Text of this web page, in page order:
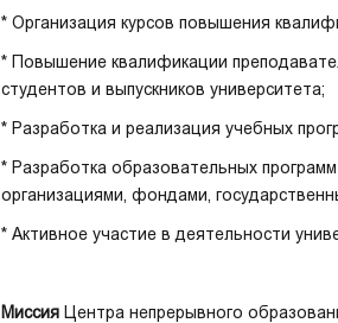
* Организация курсов повышения
* Повышение квалификации
студентов и выпускников университета;
* Разработка и реализация учебных
* Разработка образовательных
организациями, фондами,
* Активное участие в деятельности
Миссия Центра непрерывного